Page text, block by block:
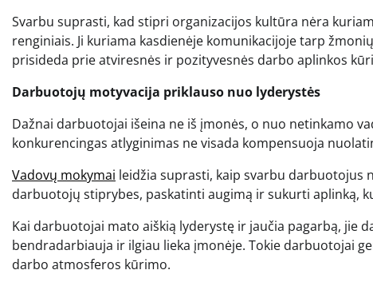
Svarbu suprasti, kad stipri organizacijos kultūra nėra
renginiais. Ji kuriama kasdienėje komunikacijoje tarp
prisideda prie atviresnės ir pozityvesnės darbo aplinkos
Darbuotojų motyvacija priklauso nuo lyderystės
Dažnai darbuotojai išeina ne iš įmonės, o nuo netinkamo
konkurencingas atlyginimas ne visada kompensuoja
Vadovų mokymai leidžia suprasti, kaip svarbu darbuotojus
darbuotojų stiprybes, paskatinti augimą ir sukurti aplinką,
Kai darbuotojai mato aiškią lyderystę ir jaučia pagarbą, jie
bendradarbiauja ir ilgiau lieka įmonėje. Tokie darbuotojai
darbo atmosferos kūrimo.